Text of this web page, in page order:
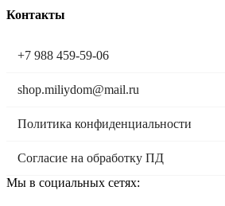
Контакты
+7 988 459-59-06
shop.miliydom@mail.ru
Политика конфиденциальности
Согласие на обработку ПД
Мы в социальных сетях: